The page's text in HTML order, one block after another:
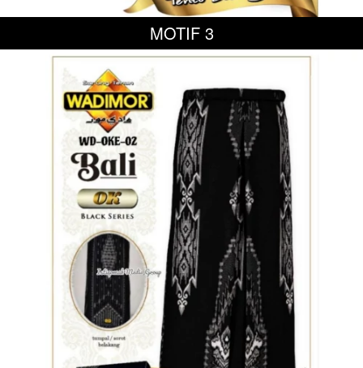
MOTIF 3